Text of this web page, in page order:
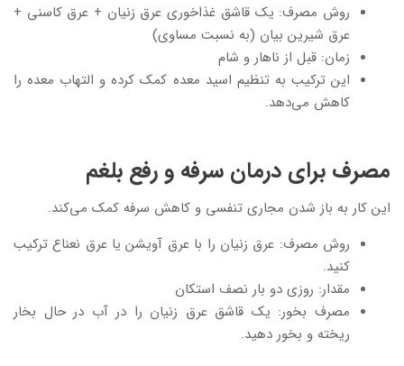
روش مصرف: یک قاشق غذاخوری عرق زنیان + عرق کاسنی +
عرق شیرین بیان (به نسبت مساوی)
زمان: قبل از ناهار و شام
این ترکیب به تنظیم اسید معده کمک کرده و التهاب معده را
کاهش می‌دهد.
مصرف برای درمان سرفه و رفع بلغم
این کار به باز شدن مجاری تنفسی و کاهش سرفه کمک می‌کند.
روش مصرف: عرق زنیان را با عرق آویشن یا عرق نعناع ترکیب
کنید.
مقدار: روزی دو بار نصف استکان
مصرف بخور: یک قاشق عرق زنیان را در آب در حال بخار
ریخته و بخور دهید.